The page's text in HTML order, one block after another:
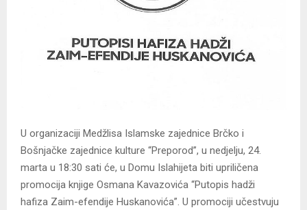
U organizaciji Medžlisa Islamske zajednice Brčko i
Bošnjačke zajednice kulture “Preporod”, u nedjelju, 24.
marta u 18:30 sati će, u Domu Islahijeta biti upriličena
promocija knjige Osmana Kavazovića “Putopis hadži
hafiza Zaim-efendije Huskanovića”. U promociji učestvuju